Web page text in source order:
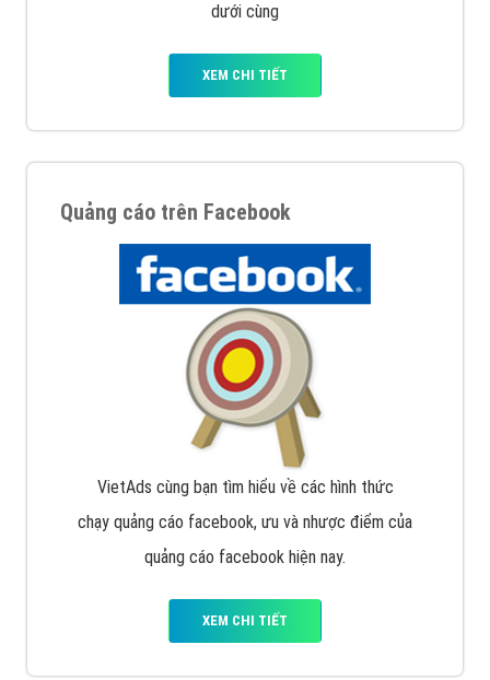
dưới cùng
XEM CHI TIẾT
Quảng cáo trên Facebook
VietAds cùng bạn tìm hiểu về các hình thức
chạy quảng cáo facebook, ưu và nhược điểm của
quảng cáo facebook hiện nay.
XEM CHI TIẾT